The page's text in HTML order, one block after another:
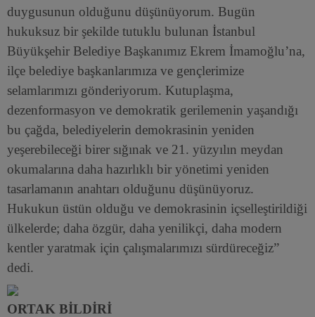
duygusunun olduğunu düşünüyorum. Bugün
hukuksuz bir şekilde tutuklu bulunan İstanbul
Büyükşehir Belediye Başkanımız Ekrem İmamoğlu’na,
ilçe belediye başkanlarımıza ve gençlerimize
selamlarımızı gönderiyorum. Kutuplaşma,
dezenformasyon ve demokratik gerilemenin yaşandığı
bu çağda, belediyelerin demokrasinin yeniden
yeşerebileceği birer sığınak ve 21. yüzyılın meydan
okumalarına daha hazırlıklı bir yönetimi yeniden
tasarlamanın anahtarı olduğunu düşünüyoruz.
Hukukun üstün olduğu ve demokrasinin içselleştirildiği
ülkelerde; daha özgür, daha yenilikçi, daha modern
kentler yaratmak için çalışmalarımızı sürdüreceğiz”
dedi.
ORTAK BİLDİRİ